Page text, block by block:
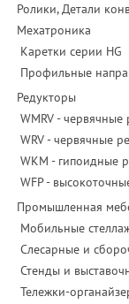
Ролики, Детали
Мехатроника
Каретки серии HG
Профильные
Редукторы
WMRV -
WRV - червячные
WKM - гипоидные
WFP -
Промышленная
Мобильные
Слесарные и
Стенды и
Тележки-